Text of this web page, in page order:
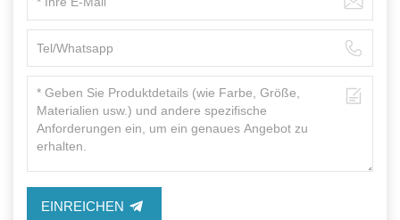
EINREICHEN